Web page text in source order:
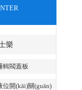
樂
輯閥蓋板
位開(kāi)關(guān)